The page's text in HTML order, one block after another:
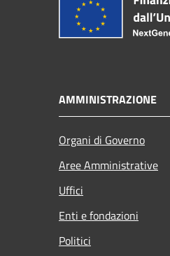
AMMINISTRAZIONE
Organi di Governo
Aree Amministrative
Uffici
Enti e fondazioni
Politici